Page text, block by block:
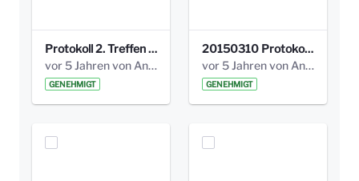
Protokoll 2. Treffen 20140315 AG Bismarckplatz.pdf
vor 5 Jahren von Anni Schlumberger
GENEHMIGT
20150310 Protokoll Bismarckplatz_UrbanG_02.pdf
vor 5 Jahren von Anni Schlumberger
GENEHMIGT